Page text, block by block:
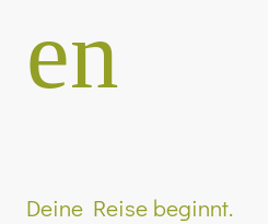
en
Deine Reise beginnt.